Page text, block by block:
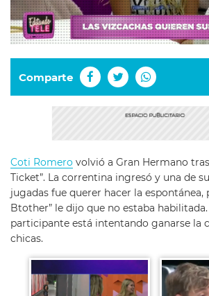
Comparte
Coti Romero volvió a Gran Hermano
Ticket”. La correntina ingresó y una de
jugadas fue querer hacer la espontánea,
Btother” le dijo que no estaba
participante está intentando ganarse la
chicas.